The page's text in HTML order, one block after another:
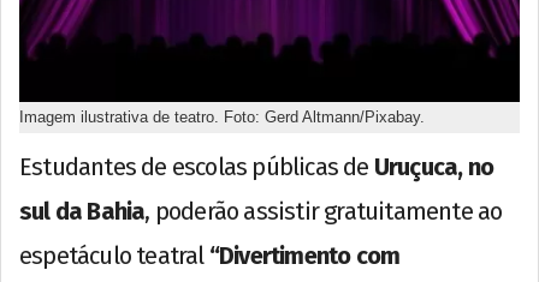
Imagem ilustrativa de teatro. Foto: Gerd Altmann/Pixabay.
Estudantes de escolas públicas de Uruçuca, no
sul da Bahia, poderão assistir gratuitamente ao
espetáculo teatral “Divertimento com